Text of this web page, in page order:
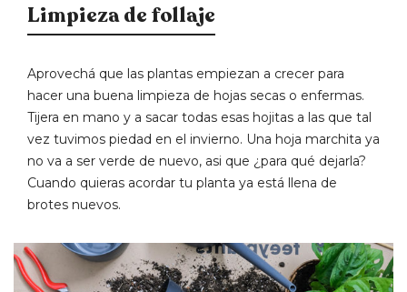
Limpieza de follaje
Aprovechá que las plantas empiezan a crecer para
hacer una buena limpieza de hojas secas o enfermas.
Tijera en mano y a sacar todas esas hojitas a las que tal
vez tuvimos piedad en el invierno. Una hoja marchita ya
no va a ser verde de nuevo, asi que ¿para qué dejarla?
Cuando quieras acordar tu planta ya está llena de
brotes nuevos.